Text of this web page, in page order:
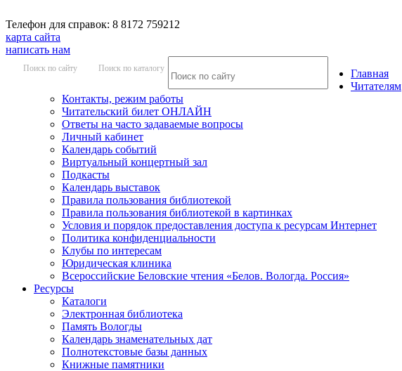
Телефон для справок: 8 8172 759212
карта сайта
написать нам
Поиск по сайту Поиск по каталогу
Главная
Читателям
Контакты, режим работы
Читательский билет ОНЛАЙН
Ответы на часто задаваемые вопросы
Личный кабинет
Календарь событий
Виртуальный концертный зал
Подкасты
Календарь выставок
Правила пользования библиотекой
Правила пользования библиотекой в картинках
Условия и порядок предоставления доступа к ресурсам Интернет
Политика конфиденциальности
Клубы по интересам
Юридическая клиника
Всероссийские Беловские чтения «Белов. Вологда. Россия»
Ресурсы
Каталоги
Электронная библиотека
Память Вологды
Календарь знаменательных дат
Полнотекстовые базы данных
Книжные памятники